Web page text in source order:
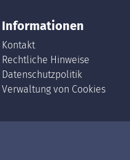
Informationen
Kontakt
Rechtliche Hinweise
Datenschutzpolitik
Verwaltung von Cookies